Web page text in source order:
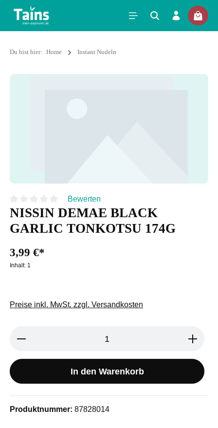
Du bist hier: Home Instant Nudeln
Durchschnittliche Bewertung von 0 von 5 Sternen
Bewerten
NISSIN DEMAE BLACK
GARLIC TONKOTSU 174G
3,99 €*
Inhalt: 1
Preise inkl. MwSt. zzgl. Versandkosten
Produkt Anzahl: Gib den
In den Warenkorb
Produktnummer: 87828014